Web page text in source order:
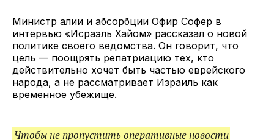
TwitterFacebookTelegramподелитесь
ссылкой
Министр алии и абсорбции Офир Софер в
интервью «Исраэль Хайом» рассказал о новой
политике своего ведомства. Он говорит, что
цель — поощрять репатриацию тех, кто
действительно хочет быть частью еврейского
народа, а не рассматривает Израиль как
временное убежище.
Чтобы не пропустить оперативные новости